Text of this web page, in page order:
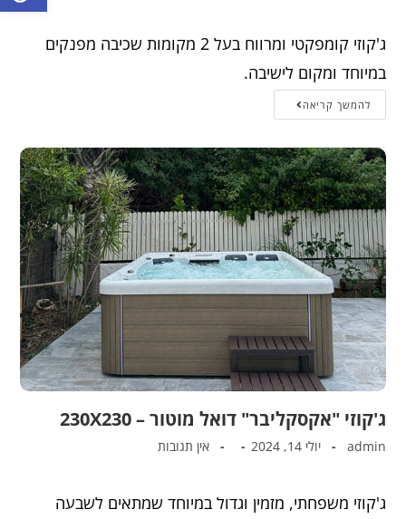
ג'קוזי קומפקטי ומרווח בעל 2 מקומות שכיבה מפנקים
במיוחד ומקום לישיבה.
להמשך קריאה
ג'קוזי "אקסקליבר" דואל מוטור – 230X230
admin יולי 14, 2024 אין תגובות
ג'קוזי משפחתי, מזמין וגדול במיוחד שמתאים לשבעה